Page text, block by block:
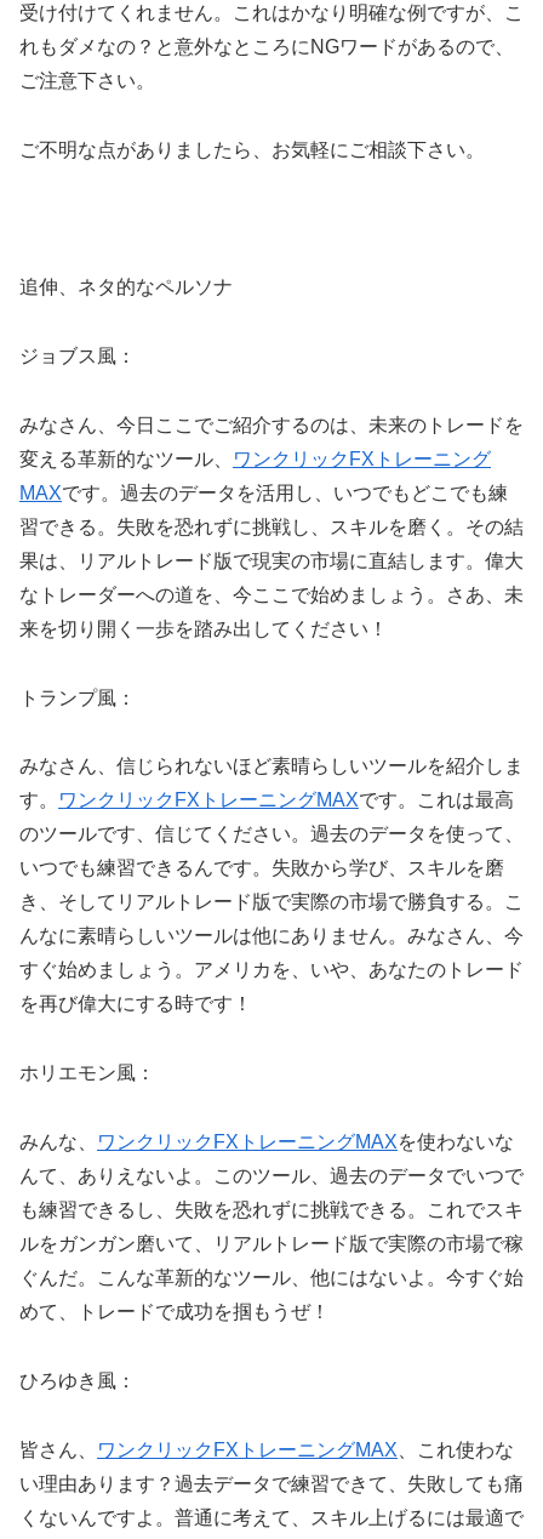
受け付けてくれません。これはかなり明確な例ですが、こ
れもダメなの？と意外なところにNGワードがあるので、
ご注意下さい。
ご不明な点がありましたら、お気軽にご相談下さい。
追伸、ネタ的なペルソナ
ジョブス風：
みなさん、今日ここでご紹介するのは、未来のトレードを
変える革新的なツール、
ワンクリックFXトレーニング
MAXです。過去のデータを活用し、いつでもどこでも練
習できる。失敗を恐れずに挑戦し、スキルを磨く。その結
果は、リアルトレード版で現実の市場に直結します。偉大
なトレーダーへの道を、今ここで始めましょう。さあ、未
来を切り開く一歩を踏み出してください！
トランプ風：
みなさん、信じられないほど素晴らしいツールを紹介しま
す。
ワンクリックFXトレーニングMAXです。これは最高
のツールです、信じてください。過去のデータを使って、
いつでも練習できるんです。失敗から学び、スキルを磨
き、そしてリアルトレード版で実際の市場で勝負する。こ
んなに素晴らしいツールは他にありません。みなさん、今
すぐ始めましょう。アメリカを、いや、あなたのトレード
を再び偉大にする時です！
ホリエモン風：
みんな、 ワンクリックFXトレーニングMAXを使わないな
んて、ありえないよ。このツール、過去のデータでいつで
も練習できるし、失敗を恐れずに挑戦できる。これでスキ
ルをガンガン磨いて、リアルトレード版で実際の市場で稼
ぐんだ。こんな革新的なツール、他にはないよ。今すぐ始
めて、トレードで成功を掴もうぜ！
ひろゆき風：
皆さん、 ワンクリックFXトレーニングMAX 、これ使わな
い理由あります？過去データで練習できて、失敗しても痛
くないんですよ。普通に考えて、スキル上げるには最適で